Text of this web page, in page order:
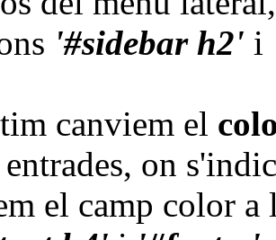
'#sidebar h2' i
canviem el
on
el camp color